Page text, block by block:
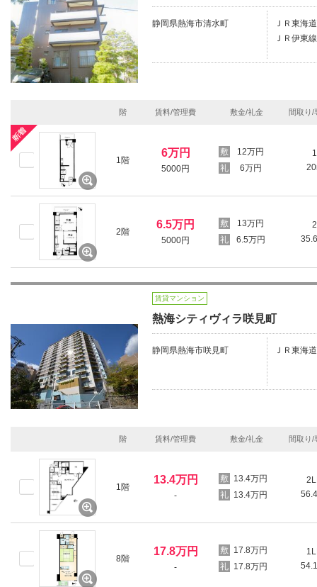
静岡県熱海市清水町
ＪＲ東海
ＪＲ伊東
階 賃料/管理費 敷金/礼金 間取り/
1階
6万円
5000円
12万円
6万円
2階
6.5万円
5000円
13万円
6.5万円
賃貸マンション
熱海シティヴィラ咲見町
静岡県熱海市咲見町 ＪＲ東海
階 賃料/管理費 敷金/礼金 間取り/
1階
13.4万円
-
13.4万円
13.4万円
8階
17.8万円
-
17.8万円
17.8万円